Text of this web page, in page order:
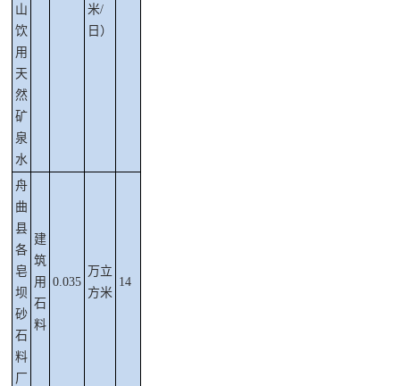
山
饮
用
天
然
矿
泉
水
米/
日）
舟
曲
县
各
皂
坝
砂
石
料
厂
建
筑
用
石
料
0.035
万立
方米
14